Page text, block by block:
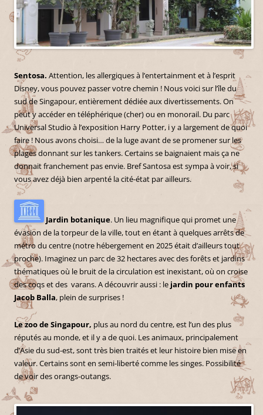
Sentosa. Attention, les allergiques à l’entertainment et à l’esprit
Disney, vous pouvez passer votre chemin ! Nous voici sur l’île du
sud de Singapour, entièrement dédiée aux divertissements. On
peut y accéder en téléphérique (cher) ou en monorail. Du parc
Universal Studio à l’exposition Harry Potter, i y a largement de quoi
faire ! Nous avons choisi… de la luge avant de se promener sur les
plages donnant sur les tankers. Certains se baignaient mais ça ne
donnait franchement pas envie. Bref Santosa est sympa à voir, si
vous avez déjà bien arpenté la cité-état par ailleurs.
Jardin botanique. Un lieu magnifique qui promet une
évasion de la torpeur de la ville, tout en étant à quelques arrêts de
métro du centre (notre hébergement en 2025 était d’ailleurs tout
proche). Imaginez un parc de 32 hectares avec des forêts et jardins
thématiques où le bruit de la circulation est inexistant, où on croise
des coqs et des varans. A découvrir aussi : le jardin pour enfants
Jacob Balla, plein de surprises !
Le zoo de Singapour, plus au nord du centre, est l’un des plus
réputés au monde, et il y a de quoi. Les animaux, principalement
d’Asie du sud-est, sont très bien traités et leur histoire bien mise en
valeur. Certains sont en semi-liberté comme les singes. Possibilité
de voir des orangs-outangs.